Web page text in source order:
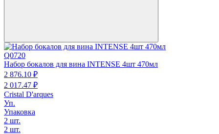
Q0720
Набор бокалов для вина INTENSE 4шт 470мл
2 876.10 ₽
2 017.47 ₽
Cristal D'arques
Уп.
Упаковка
2 шт.
2 шт.